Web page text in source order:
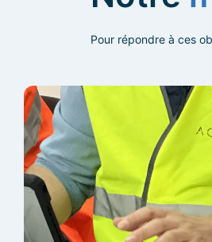
Pour répondre à ces